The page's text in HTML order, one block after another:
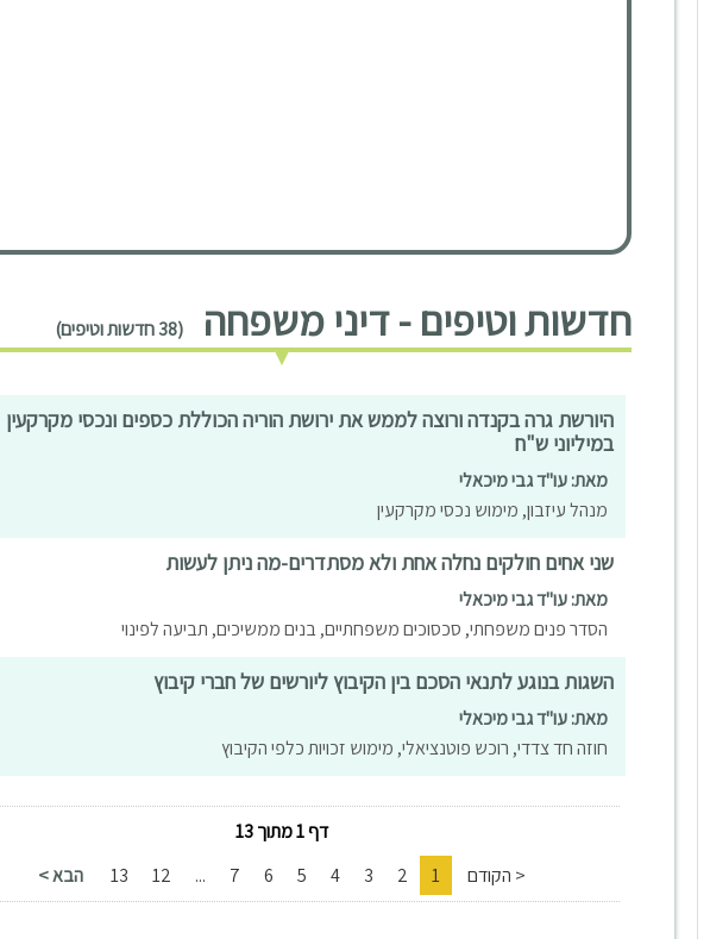
חדשות וטיפים - דיני משפחה (38 חדשות וטיפים)
היורשת גרה בקנדה ורוצה לממש את ירושת הוריה הכוללת כספים ונכסי מקרקעין
במיליוני ש"ח
מאת: עו"ד גבי מיכאלי
מנהל עיזבון, מימוש נכסי מקרקעין
שני אחים חולקים נחלה אחת ולא מסתדרים-מה ניתן לעשות
מאת: עו"ד גבי מיכאלי
הסדר פנים משפחתי, סכסוכים משפחתיים, בנים ממשיכים, תביעה לפינוי
השגות בנוגע לתנאי הסכם בין הקיבוץ ליורשים של חברי קיבוץ
מאת: עו"ד גבי מיכאלי
חוזה חד צדדי, רוכש פוטנציאלי, מימוש זכויות כלפי הקיבוץ
דף 1 מתוך 13
< הקודם
1
2
3
4
5
6
7
...
12
13 הבא >